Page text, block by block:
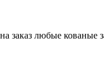
заказ любые кованые